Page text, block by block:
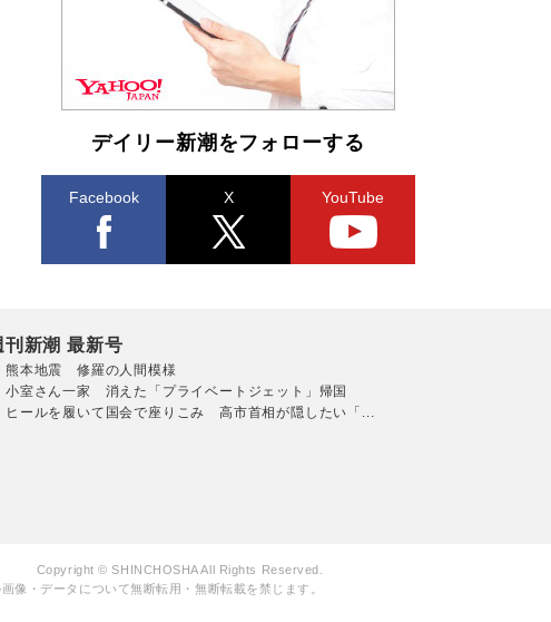
デイリー新潮をフォローする
Facebook X YouTube
刊新潮 最新号
熊本地震 修羅の人間模様
小室さん一家 消えた「プライベートジェット」帰国
ヒールを履いて国会で座りこみ 高市首相が隠したい「...
Copyright © SHINCHOSHA All Rights Reserved.
像・データについて無断転用・無断転載を禁じます。